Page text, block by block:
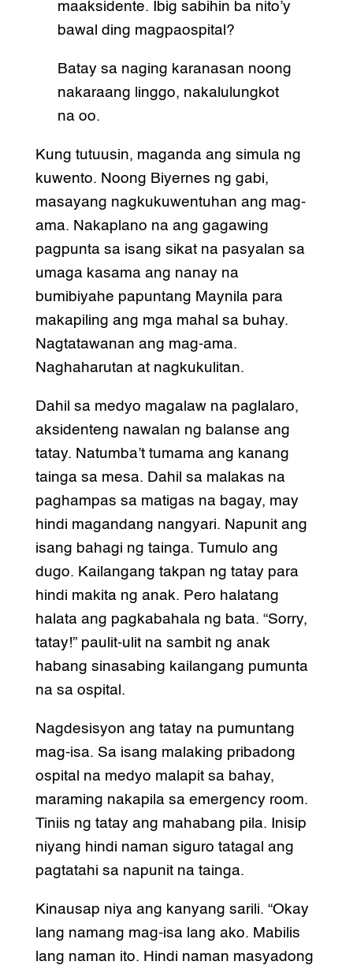
maaksidente. Ibig sabihin ba nito’y
bawal ding magpaospital?
Batay sa naging karanasan noong
nakaraang linggo, nakalulungkot
na oo.
Kung tutuusin, maganda ang simula ng
kuwento. Noong Biyernes ng gabi,
masayang nagkukuwentuhan ang mag-
ama. Nakaplano na ang gagawing
pagpunta sa isang sikat na pasyalan sa
umaga kasama ang nanay na
bumibiyahe papuntang Maynila para
makapiling ang mga mahal sa buhay.
Nagtatawanan ang mag-ama.
Naghaharutan at nagkukulitan.
Dahil sa medyo magalaw na paglalaro,
aksidenteng nawalan ng balanse ang
tatay. Natumba’t tumama ang kanang
tainga sa mesa. Dahil sa malakas na
paghampas sa matigas na bagay, may
hindi magandang nangyari. Napunit ang
isang bahagi ng tainga. Tumulo ang
dugo. Kailangang takpan ng tatay para
hindi makita ng anak. Pero halatang
halata ang pagkabahala ng bata. “Sorry,
tatay!” paulit-ulit na sambit ng anak
habang sinasabing kailangang pumunta
na sa ospital.
Nagdesisyon ang tatay na pumuntang
mag-isa. Sa isang malaking pribadong
ospital na medyo malapit sa bahay,
maraming nakapila sa emergency room.
Tiniis ng tatay ang mahabang pila. Inisip
niyang hindi naman siguro tatagal ang
pagtatahi sa napunit na tainga.
Kinausap niya ang kanyang sarili. “Okay
lang namang mag-isa lang ako. Mabilis
lang naman ito. Hindi naman masyadong